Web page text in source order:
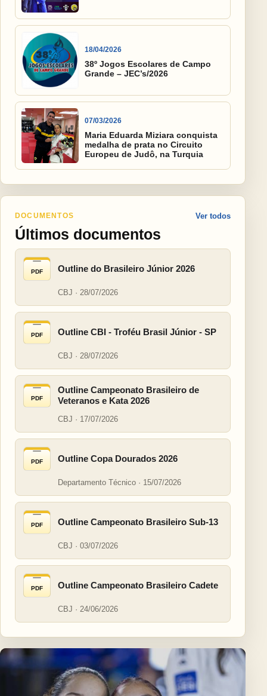
18/04/2026
38º Jogos Escolares de Campo
Grande – JEC’s/2026
07/03/2026
Maria Eduarda Miziara conquista
medalha de prata no Circuito
Europeu de Judô, na Turquia
DOCUMENTOS
Últimos documentos
Ver todos
PDF Outline do Brasileiro Júnior 2026
CBJ · 28/07/2026
PDF Outline CBI - Troféu Brasil Júnior - SP
CBJ · 28/07/2026
PDF
Outline Campeonato Brasileiro de
Veteranos e Kata 2026
CBJ · 17/07/2026
PDF Outline Copa Dourados 2026
Departamento Técnico · 15/07/2026
PDF Outline Campeonato Brasileiro Sub-13
CBJ · 03/07/2026
PDF Outline Campeonato Brasileiro Cadete
CBJ · 24/06/2026